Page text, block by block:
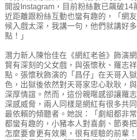
開設Instagram，目前粉絲數已飆破14
近距離跟粉絲互動也蠻有趣的，「網
候入戲太深，我講一句，他們就講好
點！」
潛力新人陳怡佳在《網紅老爸》飾演
賢有深刻的父女戲，與張懷秋、羅志
點。張懷秋飾演的「昌仔」在天哥入
色，出獄後依然對天哥家忠心耿耿，
深厚情誼。然而，這份親暱感卻讓羅
深感威脅，兩人同樣是網紅有很多共
最依賴的傾聽者。她說：「劇組都非
都蠻有趣的，小豬本人對喜劇、節奏
怎麼要會更有效果，很有經驗的前輩